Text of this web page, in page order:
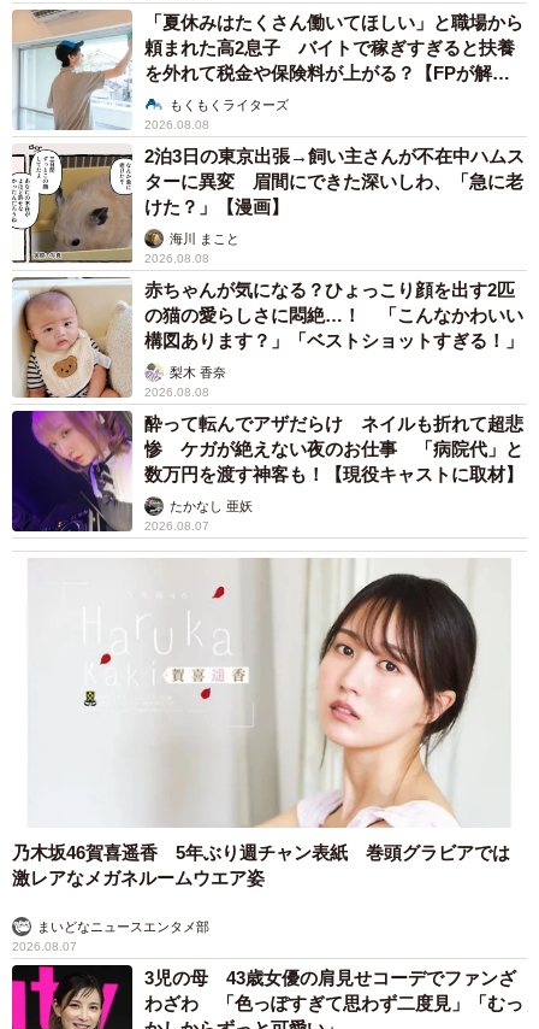
「夏休みはたくさん働いてほしい」と職場から
頼まれた高2息子 バイトで稼ぎすぎると扶養
を外れて税金や保険料が上がる？【FPが解
説】もくもくライターズ
2026.08.08
2泊3日の東京出張→飼い主さんが不在中ハムス
ターに異変 眉間にできた深いしわ、「急に老
けた？」【漫画】
海川 まこと
2026.08.08
赤ちゃんが気になる？ひょっこり顔を出す2匹
の猫の愛らしさに悶絶…！ 「こんなかわいい
構図あります？」「ベストショットすぎる！」
梨木 香奈
2026.08.08
酔って転んでアザだらけ ネイルも折れて超悲
惨 ケガが絶えない夜のお仕事 「病院代」と
数万円を渡す神客も！【現役キャストに取材】
たかなし 亜妖
2026.08.07
乃木坂46賀喜遥香 5年ぶり週チャン表紙 巻頭グラビアでは
激レアなメガネルームウエア姿
まいどなニュースエンタメ部
2026.08.07
3児の母 43歳女優の肩見せコーデでファンざ
わざわ 「色っぽすぎて思わず二度見」「むっ